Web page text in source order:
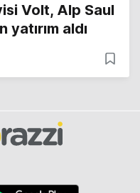
Volt, Alp Saul
aldı